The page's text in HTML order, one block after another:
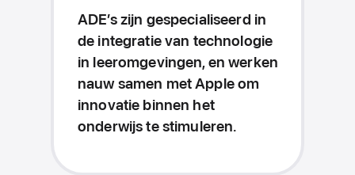
ADE’s zijn gespecialiseerd in
de integratie van technologie
in leeromgevingen, en werken
nauw samen met Apple om
innovatie binnen het
onderwijs te stimuleren.